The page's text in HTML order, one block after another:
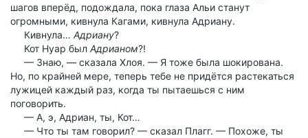
шагов вперёд, подождала, пока глаза Альи станут
огромными, кивнула Кагами, кивнула Адриану.
Кивнула… Адриану?
Кот Нуар был Адрианом?!
— Знаю, — сказала Хлоя. — Я тоже была шокирована.
Но, по крайней мере, теперь тебе не придётся растекаться
лужицей каждый раз, когда ты пытаешься с ним
поговорить.
— А, э, Адриан, ты, Кот…
— Что ты там говорил? — сказал Плагг. — Похоже, ты